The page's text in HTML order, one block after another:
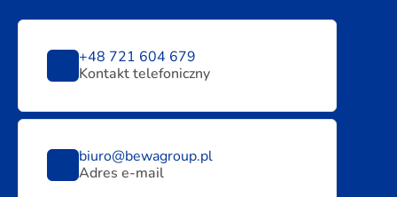
+48 721 604 679
Kontakt telefoniczny
biuro@bewagroup.pl
Adres e-mail